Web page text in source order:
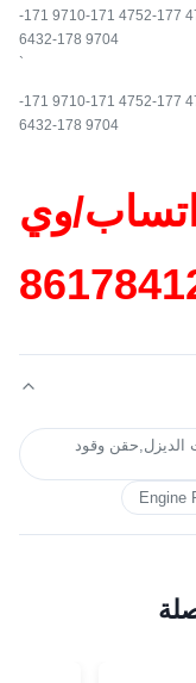
`
وي
الديزل,حقن وقود
Engine